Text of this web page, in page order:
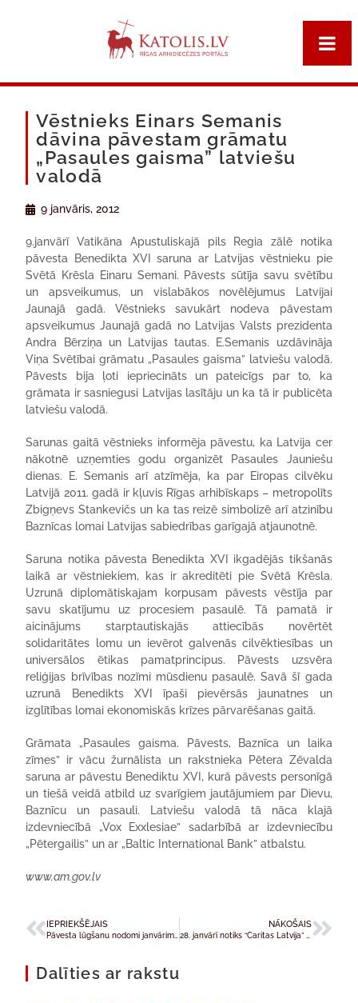
Vēstnieks Einars Semanis
dāvina pāvestam grāmatu
„Pasaules gaisma” latviešu
valodā
9 janvāris, 2012
9.janvārī Vatikāna Apustuliskajā pils Regia zālē notika
pāvesta Benedikta XVI saruna ar Latvijas vēstnieku pie
Svētā Krēsla Einaru Semani. Pāvests sūtīja savu svētību
un apsveikumus, un vislabākos novēlējumus Latvijai
Jaunajā gadā. Vēstnieks savukārt nodeva pāvestam
apsveikumus Jaunajā gadā no Latvijas Valsts prezidenta
Andra Bērziņa un Latvijas tautas. E.Semanis uzdāvināja
Viņa Svētībai grāmatu „Pasaules gaisma” latviešu valodā.
Pāvests bija ļoti iepriecināts un pateicīgs par to, ka
grāmata ir sasniegusi Latvijas lasītāju un ka tā ir publicēta
latviešu valodā.
Sarunas gaitā vēstnieks informēja pāvestu, ka Latvija cer
nākotnē uzņemties godu organizēt Pasaules Jauniešu
dienas. E. Semanis arī atzīmēja, ka par Eiropas cilvēku
Latvijā 2011. gadā ir kļuvis Rīgas arhibīskaps – metropolīts
Zbigņevs Stankevičs un ka tas reizē simbolizē arī atzinību
Baznīcas lomai Latvijas sabiedrības garīgajā atjaunotnē.
Saruna notika pāvesta Benedikta XVI ikgadējās tikšanās
laikā ar vēstniekiem, kas ir akreditēti pie Svētā Krēsla.
Uzrunā diplomātiskajam korpusam pāvests vēstīja par
savu skatījumu uz procesiem pasaulē. Tā pamatā ir
aicinājums starptautiskajās attiecībās novērtēt
solidaritātes lomu un ievērot galvenās cilvēktiesības un
universālos ētikas pamatprincipus. Pāvests uzsvēra
reliģijas brīvības nozīmi mūsdienu pasaulē. Savā šī gada
uzrunā Benedikts XVI īpaši pievērsās jaunatnes un
izglītības lomai ekonomiskās krīzes pārvarēšanas gaitā.
Grāmata „Pasaules gaisma. Pāvests, Baznīca un laika
zīmes” ir vācu žurnālista un rakstnieka Pētera Zēvalda
saruna ar pāvestu Benediktu XVI, kurā pāvests personīgā
un tiešā veidā atbild uz svarīgiem jautājumiem par Dievu,
Baznīcu un pasauli. Latviešu valodā tā nāca klajā
izdevniecībā „Vox Exxlesiae” sadarbībā ar izdevniecību
„Pētergailis” un ar „Baltic International Bank” atbalstu.
www.am.gov.lv
IEPRIEKŠĒJAIS NĀKOŠAIS
Dalīties ar rakstu